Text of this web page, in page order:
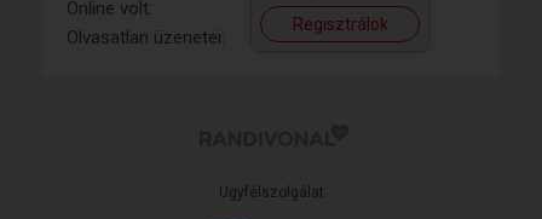
Online volt:
Olvasatlan üzenetei:
Regisztrálok
Ügyfélszolgálat